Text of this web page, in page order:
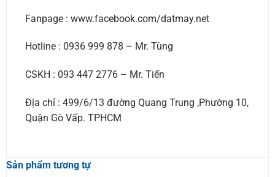
Fanpage : www.facebook.com/datmay.net
Hotline : 0936 999 878 – Mr. Tùng
CSKH : 093 447 2776 – Mr. Tiến
Địa chỉ : 499/6/13 đường Quang Trung ,Phường 10,
Quận Gò Vấp. TPHCM
Sản phẩm tương tự